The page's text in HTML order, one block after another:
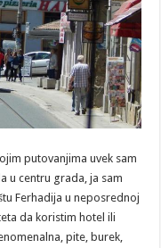
putovanjima uvek sam
u centru grada, ja sam
Ferhadija u neposrednoj
da koristim hotel ili
pite, burek,